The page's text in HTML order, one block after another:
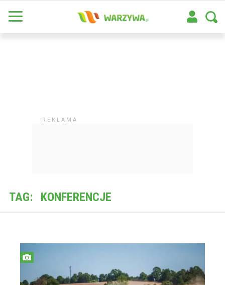
TAG: KONFERENCJE